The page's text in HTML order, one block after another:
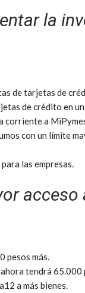
la
de tarjetas de
de crédito en
corriente a
con un límite
las empresas.
acceso
pesos más.
tendrá 65.000
a más bienes.